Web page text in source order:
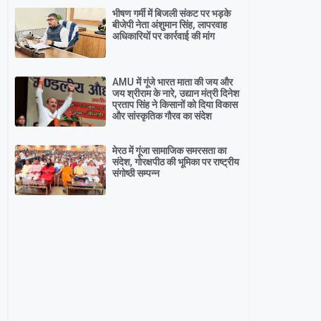
भीषण गर्मी में बिजली संकट पर भड़के
बीजेपी नेता अंशुमान सिंह, लापरवाह
अधिकारियों पर कार्रवाई की मांग
AMU में गूंजे भारत माता की जय और
जय श्रीराम के नारे, उद्यान मंत्री दिनेश
प्रताप सिंह ने किसानों को दिया विकास
और सांस्कृतिक गौरव का संदेश
मेरठ में गूंजा सामाजिक समरसता का
संदेश, गोरक्षपीठ की भूमिका पर राष्ट्रीय
संगोष्ठी सम्पन्न